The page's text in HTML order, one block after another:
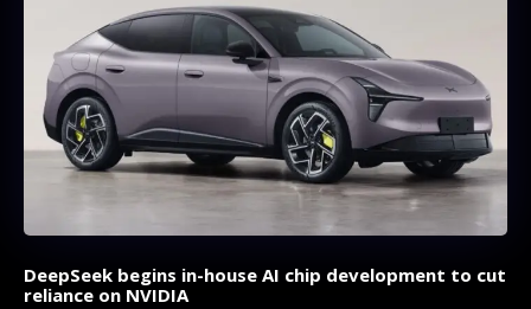
DeepSeek begins in-house AI chip development to cut
reliance on NVIDIA